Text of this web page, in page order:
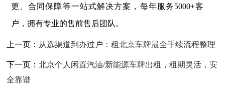
更、合同保障等一站式解决方案，每年服务5000+客
户，拥有专业的售前售后团队。
上一页： 从选渠道到办过户：租北京车牌最全手续流程整理
下一页：北京个人闲置汽油/新能源车牌出租，租期灵活，安
全靠谱